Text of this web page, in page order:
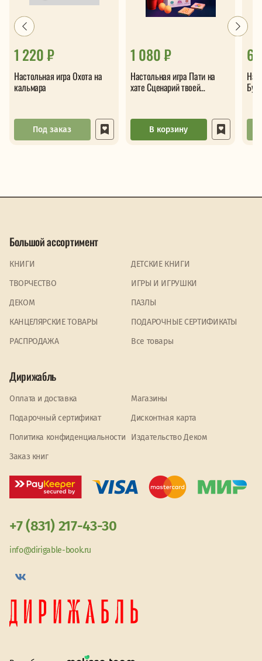
1 220 ₽
Настольная игра Охота на
кальмара
Под заказ
1 080 ₽
Настольная игра Пати на
хате Сценарий твоей
В корзину
Большой ассортимент
КНИГИ
ДЕТСКИЕ КНИГИ
ТВОРЧЕСТВО
ИГРЫ И ИГРУШКИ
ДЕКОМ
ПАЗЛЫ
КАНЦЕЛЯРСКИЕ ТОВАРЫ
ПОДАРОЧНЫЕ СЕРТИФИКАТЫ
PАСПРОДАЖА
Все товары
Дирижабль
Оплата и доставка
Магазины
Подарочный сертификат
Дисконтная карта
Политика конфиденциальности
Издательство Деком
Заказ книг
+7 (831) 217-43-30
info@dirigable-book.ru